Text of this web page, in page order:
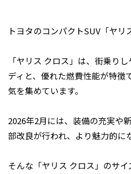
トヨタのコンパクトSUV「ヤリ
「ヤリス クロス」は、街乗り
ディと、優れた燃費性能が特徴
気を集めています。
2026年2月には、装備の充実や
部改良が行われ、より魅力的に
そんな「ヤリス クロス」のサ